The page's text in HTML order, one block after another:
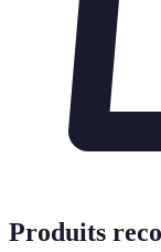
Produits